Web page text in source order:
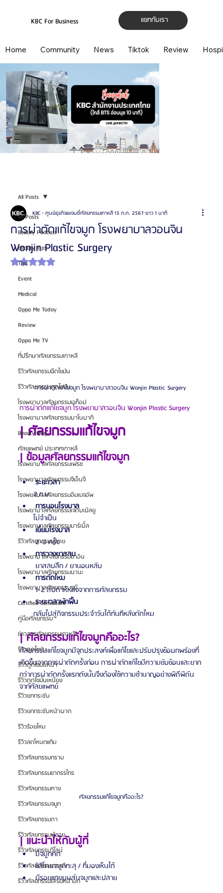
แชทกับเรา
KBC For Business
Home Community News Tiktok Review
All Posts
Beauty Podcast
Beauty Tips
Tips
Event
Medical
Oppa Me Today
Review
Oppa Me TV
ที่ปรึกษาศัลยกรรมเกาหลี
รีวิวศัลยกรรมฉีดไขมัน
รีวิวศัลยกรรมดูดไขมัน
โรงพยาบาลศัลยกรรมเอท็อป
โรงพยาบาลศัลยกรรมบาโนบากิ
Beauty Blog
ศัลยแพทย์ ประเทศเกาหลี
โรงพยาบาลศัลยกรรมเฟรช
โรงพยาบาลศัลยกรรมจีเอ็นจี
โรงพยาบาลศัลยกรรมอิมเมจอัพ
โรงพยาบาลศัลยกรรมเจดับเบิลยู
โรงพยาบาลศัลยกรรมมาร์เบิ้ล
รีวิวศัลยกรรมผู้ชาย
โรงพยาบาลศัลยกรรมมาอิน
โรงพยาบาลศัลยกรรมนานะ
โรงพยาบาลศัลยกรรมรูบี
Certified Consultant
คู่มือศัลยกรรม
ข่าวสารศัลยกรรมเกาหลี
รีวิวดูดไขมัน
รีวิวดูดไขมันหน้า
รีวิวดูดไขมันเหนียง
รีวิวยกกระชับ
รีวิวยกกระชับหน้าผาก
รีวิวร้อยไหม
รีวิวลดโหนกแก้ม
รีวิวศัลยกรรมกราม
รีวิวศัลยกรรมขากรรไกร
รีวิวศัลยกรรมคาง
รีวิวศัลยกรรมจมูก
รีวิวศัลยกรรมตา
รีวิวศัลยกรรมผู้ชาย
รีวิวศัลยกรรมวีไลน์
รีวิวศัลยกรรมเกาหลี
รีวิวศัลยกรรมเสริมหน้าอก
All Posts
การผ่าตัดแก้ไขจมูก โรงพยาบาลวอนจิน
Wonjin Plastic Surgery
KBC - ศูนย์ธุรกิจเอเจนซี่ศัลยกรรมเกาหลี15 ก.ค. 2567 ยาว 1 นาที
ได้รับ NaN เต็ม 5 ดาว
การผ่าตัดแก้ไขจมูก โรงพยาบาลวอนจิน Wonjin Plastic Surgery
การผ่าตัดแก้ไขจมูก โรงพยาบาลวอนจิน Wonjin Plastic Surgery
| ศัลยกรรมแก้ไขจมูก
| ข้อมูลศัลยกรรมแก้ไขจมูก
ระยะเวลา
       2 ช.ม.
การนอนโรงบาล
       ไม่จำเป็น
เยี่ยมโรงบาล
        2~3 ครั้ง
การวางยาสลบ
        ยาสลบลึก / ยานอนหลับ
การตัดไหม
        1~2 สัปดาห์หลังจากการศัลยกรรม
ระยะเวลาพักฟื้น
       กลับไปสู่กิจกรรมประจำวันได้ทันทีหลังตัดไหม
| ศัลยกรรมแก้ไขจมูกคืออะไร?
ศัลยกรรมแก้ไขจมูกมีจุดประสงค์เพื่อแก้ไขและปรับปรุงข้อบกพร่องที่
เกิดขึ้นจากการผ่าตัดครั้งก่อน การผ่าตัดแก้ไขมีความซับซ้อนและยาก
กว่าการผ่าตัดครั้งแรกดังนั้นจึงต้องใช้ความชำนาญอย่างพิถีพิถัน
จากศัลยแพทย์
ศัลยกรรมแก้ไขจมูกคืออะไร?
| แนะนำให้กับผู้ที่
มีจมูกคด
ซิลิโคนจมูกทะลุ / ที่มองเห็นได้
มีรอยแดงบนสันจมูกและปลาย